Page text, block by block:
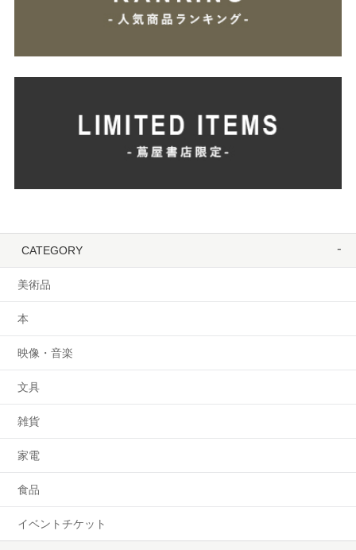
CATEGORY
美術品
本
映像・音楽
文具
雑貨
家電
食品
イベントチケット